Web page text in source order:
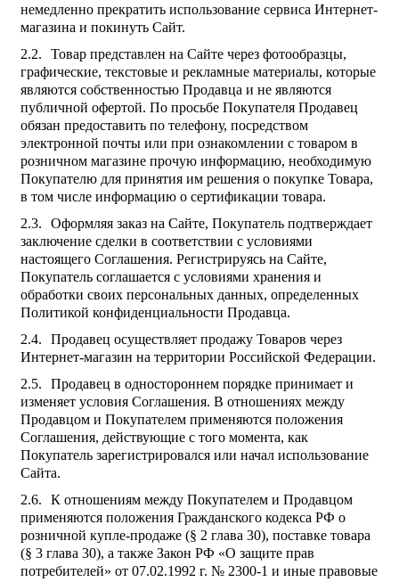
немедленно прекратить использование сервиса Интернет-
магазина и покинуть Сайт.
Товар представлен на Сайте через фотообразцы,
графические, текстовые и рекламные материалы, которые
являются собственностью Продавца и не являются
публичной офертой. По просьбе Покупателя Продавец
обязан предоставить по телефону, посредством
электронной почты или при ознакомлении с товаром в
розничном магазине прочую информацию, необходимую
Покупателю для принятия им решения о покупке Товара,
в том числе информацию о сертификации товара.
Оформляя заказ на Сайте, Покупатель подтверждает
заключение сделки в соответствии с условиями
настоящего Соглашения. Регистрируясь на Сайте,
Покупатель соглашается с условиями хранения и
обработки своих персональных данных, определенных
Политикой конфиденциальности Продавца.
Продавец осуществляет продажу Товаров через
Интернет-магазин на территории Российской Федерации.
Продавец в одностороннем порядке принимает и
изменяет условия Соглашения. В отношениях между
Продавцом и Покупателем применяются положения
Соглашения, действующие с того момента, как
Покупатель зарегистрировался или начал использование
Сайта.
К отношениям между Покупателем и Продавцом
применяются положения Гражданского кодекса РФ о
розничной купле-продаже (§ 2 глава 30), поставке товара
(§ 3 глава 30), а также Закон РФ «О защите прав
потребителей» от 07.02.1992 г. № 2300-1 и иные правовые